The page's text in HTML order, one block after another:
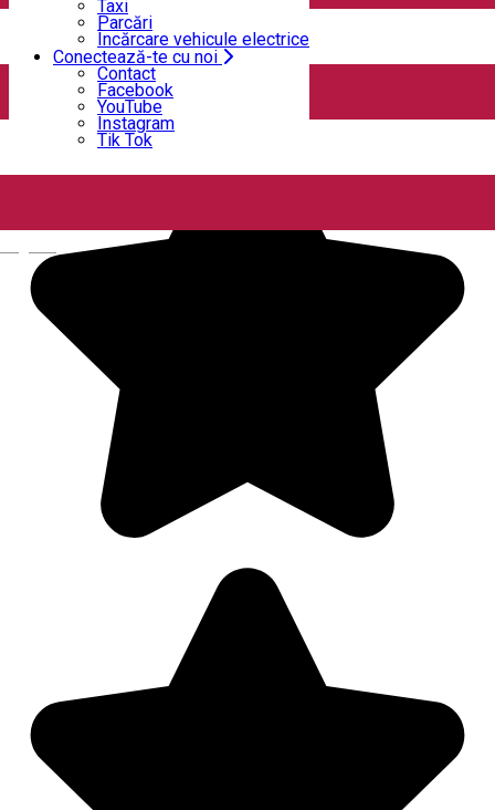
Taxi
Parcări
Încărcare vehicule electrice
Conectează-te cu noi
Contact
Facebook
YouTube
Instagram
Tik Tok
Deschis
Castelul Printul Vanator Turda